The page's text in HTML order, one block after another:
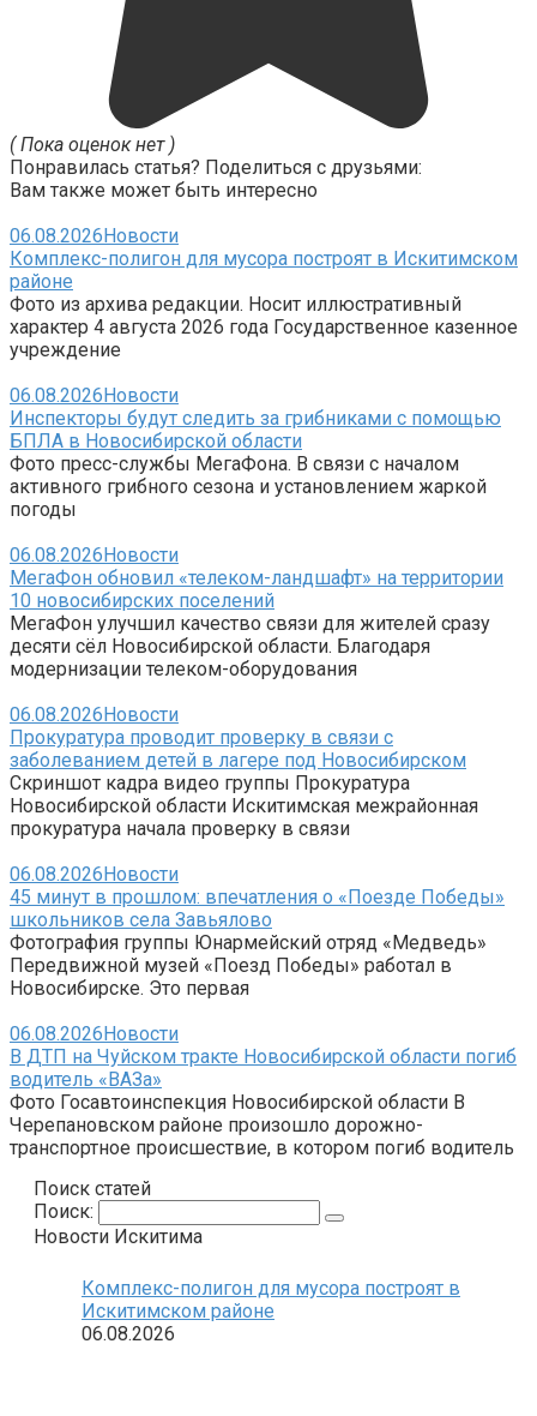
( Пока оценок нет )
Понравилась статья? Поделиться с друзьями:
Вам также может быть интересно
06.08.2026Новости
Комплекс-полигон для мусора построят в Искитимском
районе
Фото из архива редакции. Носит иллюстративный
характер 4 августа 2026 года Государственное казенное
учреждение
06.08.2026Новости
Инспекторы будут следить за грибниками с помощью
БПЛА в Новосибирской области
Фото пресс-службы МегаФона. В связи с началом
активного грибного сезона и установлением жаркой
погоды
06.08.2026Новости
МегаФон обновил «телеком-ландшафт» на территории
10 новосибирских поселений
МегаФон улучшил качество связи для жителей сразу
десяти сёл Новосибирской области. Благодаря
модернизации телеком-оборудования
06.08.2026Новости
Прокуратура проводит проверку в связи с
заболеванием детей в лагере под Новосибирском
Скриншот кадра видео группы Прокуратура
Новосибирской области Искитимская межрайонная
прокуратура начала проверку в связи
06.08.2026Новости
45 минут в прошлом: впечатления о «Поезде Победы»
школьников села Завьялово
Фотография группы Юнармейский отряд «Медведь»
Передвижной музей «Поезд Победы» работал в
Новосибирске. Это первая
06.08.2026Новости
В ДТП на Чуйском тракте Новосибирской области погиб
водитель «ВАЗа»
Фото Госавтоинспекция Новосибирской области В
Черепановском районе произошло дорожно-
транспортное происшествие, в котором погиб водитель
Поиск статей
Поиск:
Новости Искитима
Комплекс-полигон для мусора построят в
Искитимском районе
06.08.2026